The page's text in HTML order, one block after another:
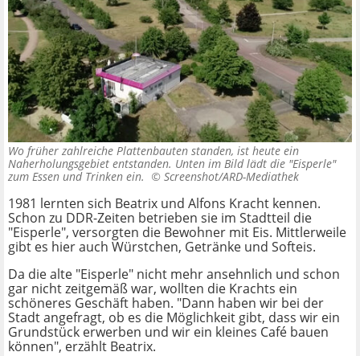
Wo früher zahlreiche Plattenbauten standen, ist heute ein
Naherholungsgebiet entstanden. Unten im Bild lädt die "Eisperle"
zum Essen und Trinken ein. © Screenshot/ARD-Mediathek
1981 lernten sich Beatrix und Alfons Kracht kennen.
Schon zu DDR-Zeiten betrieben sie im Stadtteil die
"Eisperle", versorgten die Bewohner mit Eis. Mittlerweile
gibt es hier auch Würstchen, Getränke und Softeis.
Da die alte "Eisperle" nicht mehr ansehnlich und schon
gar nicht zeitgemäß war, wollten die Krachts ein
schöneres Geschäft haben. "Dann haben wir bei der
Stadt angefragt, ob es die Möglichkeit gibt, dass wir ein
Grundstück erwerben und wir ein kleines Café bauen
können", erzählt Beatrix.